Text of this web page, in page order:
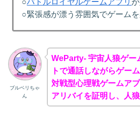
○緊張感が漂う雰囲気でゲーム
ブルベリちゃ
ん
WeParty- 宇宙人狼ゲー
トで通話しながらゲー
対戦型心理戦ゲームア
アリバイを証明し、人